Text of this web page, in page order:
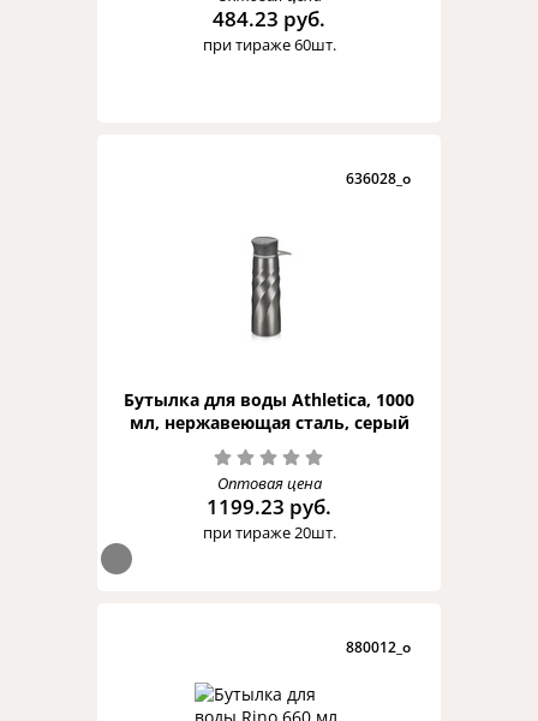
484.23 руб.
при тираже 60шт.
636028_o
Бутылка для воды Athletica, 1000
мл, нержавеющая сталь, серый
Оптовая цена
1199.23 руб.
при тираже 20шт.
880012_o